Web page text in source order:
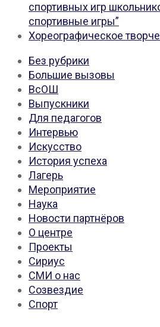
спортивных игр
спортивные игры”
Хореографическое
Без рубрики
Большие вызовы
ВсОШ
Выпускники
Для педагогов
Интервью
Искусство
История успеха
Лагерь
Мероприятие
Наука
Новости партнёров
О центре
Проекты
Сириус
СМИ о нас
Созвездие
Спорт